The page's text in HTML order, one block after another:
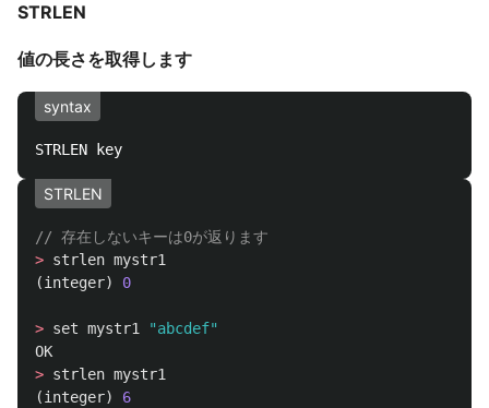
STRLEN
値の長さを取得します
syntax
STRLEN
// 存在しないキーは0が返ります
> strlen mystr1
(integer) 0
> set mystr1
"abcdef"
OK
> strlen mystr1
(integer) 6